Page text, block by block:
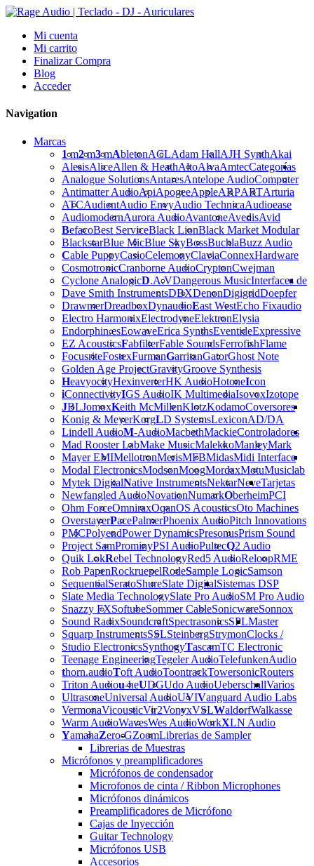
Mi cuenta
Mi carrito
Finalizar Compra
Blog
Acceder
Navigation
Marcas
1m2m3mAbletonACLAdam HallAJH SynthAkai
AlesisAliceAllen & HeathAltoAlvaAmtec
Analogue SolutionsAntaresAntelope Audio
Antimatter AudioApiApogeeAppleARPARTArturia
ATCAudientAudio EnvyAudio TechnicaAudioease
AudiomodernAurora AudioAvantoneAvedisAvid
BefacoBest ServiceBlack LionBlack Market Modular
BlackstarBlue MicBlue SkyBossBuchlaBuzz Audio
Cable PuppyCasioCelemonyClaviaConnex
CosmotronicCranborne AudioCryptonCwejman
Cyclone AnalogicD.A.VDangerous Music
Dave Smith InstrumentsDBXDenonDigigridDoepfer
DrawmerDreadboxDynaudioEast WestEcho Fix
Electro HarmonixElectrodyneElektronElysia
Endorphin.esEowaveErica SynthsEventideExpressive
EZ AcousticsFabfilterFable SoundsFerrofishFlame
FocusriteFostexFurmanGarritanGatorGhost Note
Golden Age ProjectGravityGroove Synthesis
HeavyocityHexinverterHK AudioHotoneIcon
iConnectivityIGS AudioIK MultimediaIsovoxIzotope
JBLJomoxKeith McMillenKlotzKodamo
Konig & MeyerKorgLD SystemsLexicon
Lindell AudioM-AudioMacbethMackie
Mad Rooster LabMake MusicMalekkoManleyMark
Mayer EMIMellotronMerisMFBMidas
Modal ElectronicsModsonMoogMordaxMotuMusiclab
Mytek DigitalNative InstrumentsNektarNeve
Newfangled AudioNovationNumarkOberheim
Ohm ForceOmniraxOqanOS AcousticsOto Machines
OverstayerPacePalmerPhoenix AudioPitch Innovations
PMCPolyendPower DynamicsPresonusPrism Sound
Project SamProminyPSI AudioPultecQ2 Audio
Quik LokRebel TechnologyRed5 AudioReloopRME
Rob PapenRockruepelRodeSample LogicSamson
SequentialSeratoShureSlate Digital
Slate Media TechnologySlate Pro AudioSM Pro Audio
Snazzy FXSoftubeSommer CableSonicwareSonnox
Sound RadixSoundcraftSpectrasonicsSPL
Squarp InstrumentsSSLSteinbergStrymon
Studio ElectronicsSynthogyTascamTC Electronic
Teenage EngineeringTegeler AudioTelefunken
thorn.audioToft AudioToontrackTowersonic
Triton Audiou-heUDGUdo AudioUeberschall
UltrasoneUniversal AudioUVIVanguard Audio Labs
VermonaVicousticVir2VonyxVSLWaldorfWalkasse
Warm AudioWavesWes AudioWorkXLN Audio
YamahaZero-GZoom
Categorías
Computer
Hardware
Interfaces de
audio
Coversores
AD/DA
Controladores
Midi Interface
Tarjetas
PCI
Sistemas DSP
Master
Clocks /
Audio
Routers
Varios
Librerias de Sampler
Librerias de Muestras
Micrófonos y preamplificadores
Micrófonos de condensador
Microfonos de cinta / Ribbon Microphones
Micrófonos dinámicos
Preamplificadores de Micrófono
Cajas de Inyección
Guitar Technology
Micrófonos USB
Accesorios